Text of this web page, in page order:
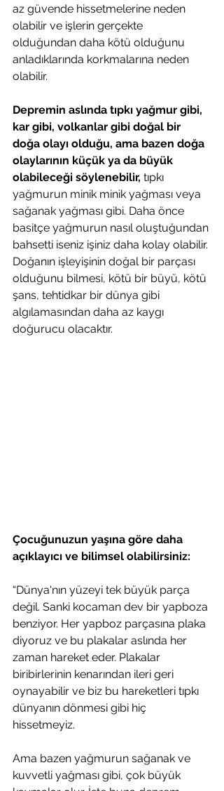
az güvende hissetmelerine neden
olabilir ve işlerin gerçekte
olduğundan daha kötü olduğunu
anladıklarında korkmalarına neden
olabilir.
Depremin aslında tıpkı yağmur gibi,
kar gibi, volkanlar gibi doğal bir
doğa olayı olduğu, ama bazen doğa
olaylarının küçük ya da büyük
olabileceği söylenebilir, tıpkı
yağmurun minik minik yağması veya
sağanak yağması gibi. Daha önce
basitçe yağmurun nasıl oluştuğundan
bahsetti iseniz işiniz daha kolay olabilir.
Doğanın işleyişinin doğal bir parçası
olduğunu bilmesi, kötü bir büyü, kötü
şans, tehtidkar bir dünya gibi
algılamasından daha az kaygı
doğurucu olacaktır.
Çocuğunuzun yaşına göre daha
açıklayıcı ve bilimsel olabilirsiniz:
“Dünya'nın yüzeyi tek büyük parça
değil. Sanki kocaman dev bir yapboza
benziyor. Her yapboz parçasına plaka
diyoruz ve bu plakalar aslında her
zaman hareket eder. Plakalar
biribirlerinin kenarından ileri geri
oynayabilir ve biz bu hareketleri tıpkı
dünyanın dönmesi gibi hiç
hissetmeyiz.
Ama bazen yağmurun sağanak ve
kuvvetli yağması gibi, çok büyük